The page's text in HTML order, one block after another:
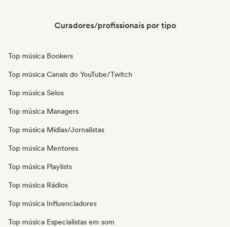
Curadores/profissionais por tipo
Top música Bookers
Top música Canais do YouTube/Twitch
Top música Selos
Top música Managers
Top música Mídias/Jornalistas
Top música Mentores
Top música Playlists
Top música Rádios
Top música Influenciadores
Top música Especialistas em som